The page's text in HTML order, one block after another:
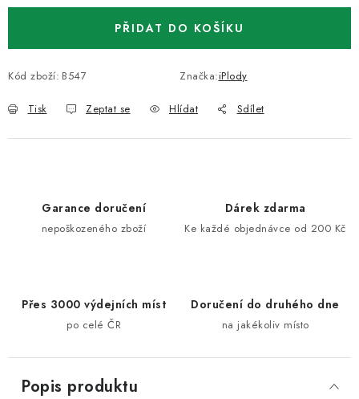
PŘIDAT DO KOŠÍKU
Kód zboží: B547 Značka:iPlody
Tisk Zeptat se Hlídat Sdílet
Garance doručení
nepoškozeného zboží
Dárek zdarma
Ke každé objednávce od 200 Kč
Přes 3000 výdejních míst
po celé ČR
Doručení do druhého dne
na jakékoliv místo
Popis produktu